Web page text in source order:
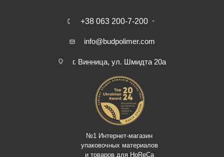
+38 063 200-7-200
info@budpolimer.com
г. Винница, ул. Шмидта 20а
№1 Интернет-магазин
упаковочных материалов
и товаров для HoReCa